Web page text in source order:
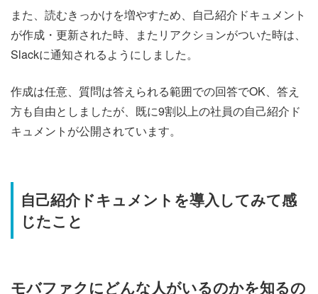
また、読むきっかけを増やすため、自己紹介ドキュメント
が作成・更新された時、またリアクションがついた時は、
Slackに通知されるようにしました。
作成は任意、質問は答えられる範囲での回答でOK、答え
方も自由としましたが、既に9割以上の社員の自己紹介ド
キュメントが公開されています。
自己紹介ドキュメントを導入してみて感
じたこと
モバファクにどんな人がいるのかを知るの